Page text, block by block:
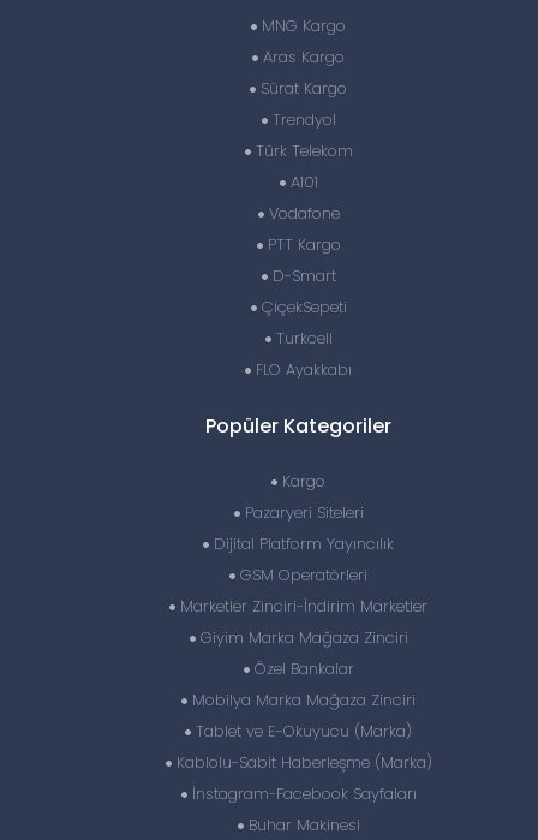
MNG Kargo
Aras Kargo
Sürat Kargo
Trendyol
Türk Telekom
A101
Vodafone
PTT Kargo
D-Smart
ÇiçekSepeti
Turkcell
FLO Ayakkabı
Popüler Kategoriler
Kargo
Pazaryeri Siteleri
Dijital Platform Yayıncılık
GSM Operatörleri
Marketler Zinciri-İndirim Marketler
Giyim Marka Mağaza Zinciri
Özel Bankalar
Mobilya Marka Mağaza Zinciri
Tablet ve E-Okuyucu (Marka)
Kablolu-Sabit Haberleşme (Marka)
İnstagram-Facebook Sayfaları
Buhar Makinesi